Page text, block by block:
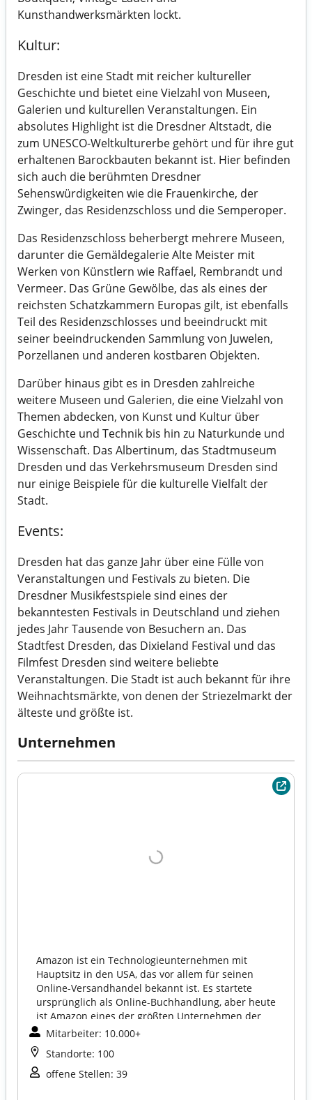
Kunsthandwerksmärkten lockt.
Kultur:
Dresden ist eine Stadt mit reicher kultureller
Geschichte und bietet eine Vielzahl von Museen,
Galerien und kulturellen Veranstaltungen. Ein
absolutes Highlight ist die Dresdner Altstadt, die
zum UNESCO-Weltkulturerbe gehört und für ihre gut
erhaltenen Barockbauten bekannt ist. Hier befinden
sich auch die berühmten Dresdner
Sehenswürdigkeiten wie die Frauenkirche, der
Zwinger, das Residenzschloss und die Semperoper.
Das Residenzschloss beherbergt mehrere Museen,
darunter die Gemäldegalerie Alte Meister mit
Werken von Künstlern wie Raffael, Rembrandt und
Vermeer. Das Grüne Gewölbe, das als eines der
reichsten Schatzkammern Europas gilt, ist ebenfalls
Teil des Residenzschlosses und beeindruckt mit
seiner beeindruckenden Sammlung von Juwelen,
Porzellanen und anderen kostbaren Objekten.
Darüber hinaus gibt es in Dresden zahlreiche
weitere Museen und Galerien, die eine Vielzahl von
Themen abdecken, von Kunst und Kultur über
Geschichte und Technik bis hin zu Naturkunde und
Wissenschaft. Das Albertinum, das Stadtmuseum
Dresden und das Verkehrsmuseum Dresden sind
nur einige Beispiele für die kulturelle Vielfalt der
Stadt.
Events:
Dresden hat das ganze Jahr über eine Fülle von
Veranstaltungen und Festivals zu bieten. Die
Dresdner Musikfestspiele sind eines der
bekanntesten Festivals in Deutschland und ziehen
jedes Jahr Tausende von Besuchern an. Das
Stadtfest Dresden, das Dixieland Festival und das
Filmfest Dresden sind weitere beliebte
Veranstaltungen. Die Stadt ist auch bekannt für ihre
Weihnachtsmärkte, von denen der Striezelmarkt der
älteste und größte ist.
Unternehmen
Amazon ist ein Technologieunternehmen mit
Hauptsitz in den USA, das vor allem für seinen
Online-Versandhandel bekannt ist. Es startete
ursprünglich als Online-Buchhandlung, aber heute
ist Amazon eines der größten Unternehmen der
Welt und in vielen Bereichen tätig, bspw. als:
Online-Marktplatz
Amazon Web Services (AWS)
Mitarbeiter: 10.000+
Standorte: 100
offene Stellen: 39